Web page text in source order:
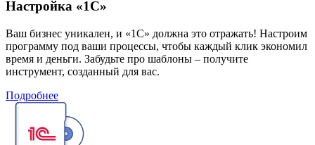
Настройка «1С»
Ваш бизнес уникален, и «1С» должна это отражать! Настроим
программу под ваши процессы, чтобы каждый клик экономил
время и деньги. Забудьте про шаблоны – получите
инструмент, созданный для вас.
Подробнее